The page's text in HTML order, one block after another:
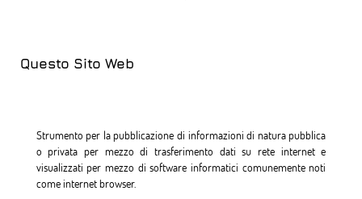
Questo Sito Web
Strumento per la pubblicazione di informazioni di natura pubblica
o privata per mezzo di trasferimento dati su rete internet e
visualizzati per mezzo di software informatici comunemente noti
come internet browser.